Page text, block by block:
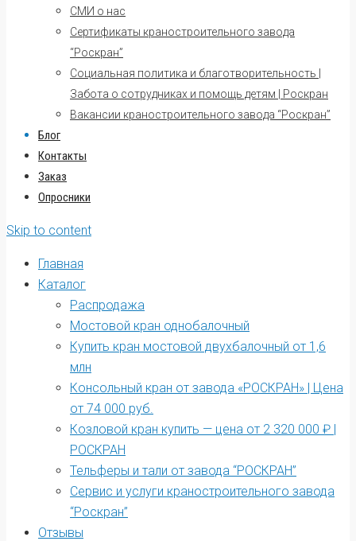
СМИ о нас
Сертификаты краностроительного завода
“Роскран”
Социальная политика и благотворительность |
Забота о сотрудниках и помощь детям | Роскран
Вакансии краностроительного завода “Роскран”
Блог
Контакты
Заказ
Опросники
Skip to content
Главная
Каталог
Распродажа
Мостовой кран однобалочный
Купить кран мостовой двухбалочный от 1,6
млн
Консольный кран от завода «РОСКРАН» | Цена
от 74 000 руб.
Козловой кран купить — цена от 2 320 000 ₽ |
РОСКРАН
Тельферы и тали от завода “РОСКРАН”
Сервис и услуги краностроительного завода
“Роскран”
Отзывы